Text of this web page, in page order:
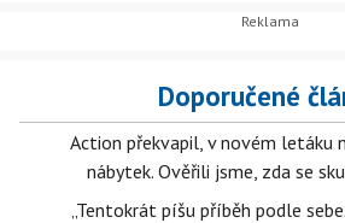
Doporučené
Action překvapil, v novém letáku
nábytek. Ověřili jsme, zda se
„Tentokrát píšu příběh podle